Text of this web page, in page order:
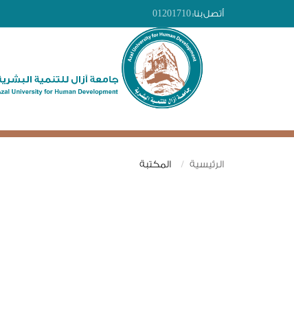
أتصل بنا:01201710
الرئيسية المكتبة